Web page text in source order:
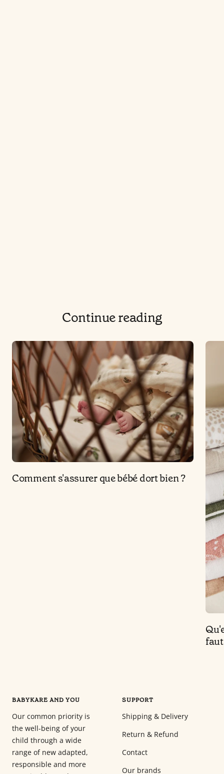
Continue reading
Comment s'assurer que bébé dort bien ?
BABYKARE AND YOU
Our common priority is
the well-being of your
child through a wide
range of new adapted,
responsible and more
SUPPORT
Shipping & Delivery
Return & Refund
Contact
Our brands